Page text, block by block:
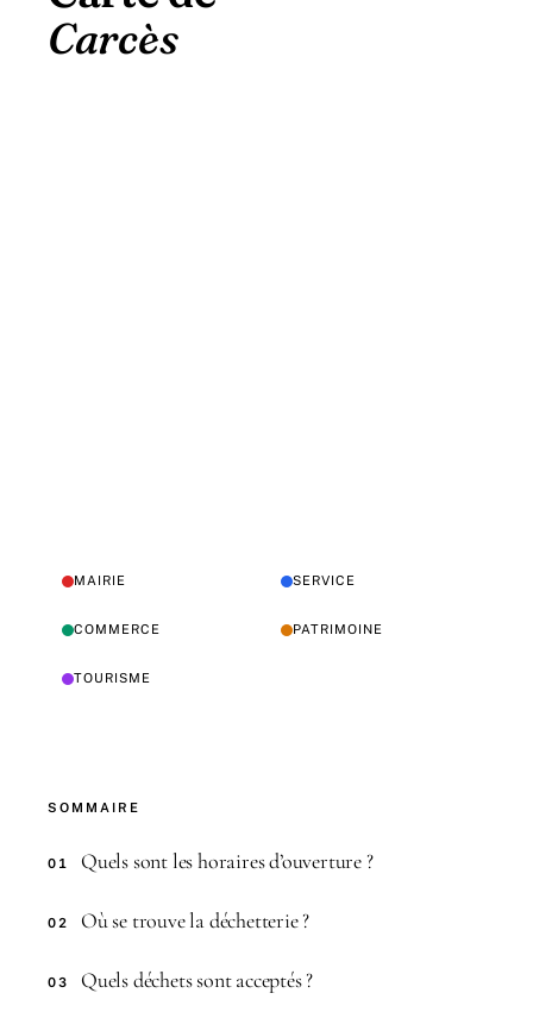
Carcès
MAIRIE SERVICE
COMMERCE PATRIMOINE
TOURISME
SOMMAIRE
01 Quels sont les horaires d’ouverture ?
02 Où se trouve la déchetterie ?
03 Quels déchets sont acceptés ?